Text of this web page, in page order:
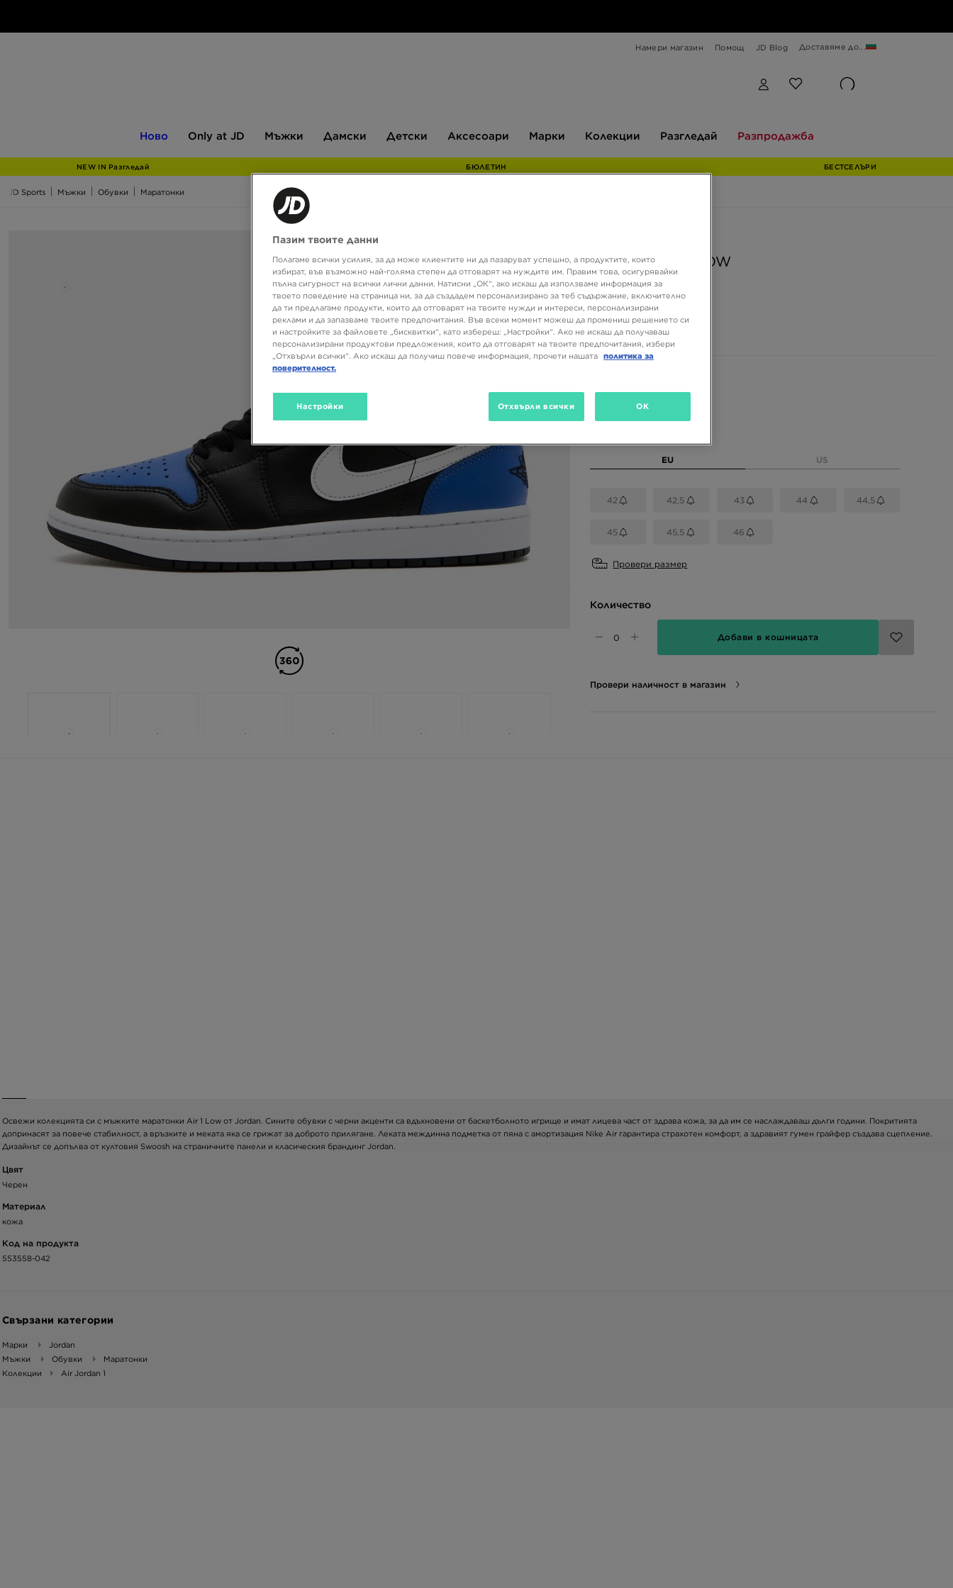
Намери магазин Помощ JD Blog Доставяме до...
Ново
JD
Only at JD Мъжки Дамски Детски Аксесоари Марки Колекции Разгледай Разпродажба
NEW IN Разгледай БЮЛЕТИН БЕСТСЕЛЪРИ
JD Sports Мъжки Обувки Маратонки
AIR JORDAN 1 LOW
66,46 €
129,98 ЛВ.
Черен
EU US
42 42,5 43 44 44,5
45 45,5 46
Провери размер
Количество
Добави в кошницата
Провери наличност в магазин
Освежи колекцията си с мъжките маратонки Air 1 Low от Jordan. Сините обувки с черни акценти са вдъхновени от баскетболното игрище и имат лицева част от здрава кожа, за да им се наслаждаваш дълги години. Покритията
допринасят за повече стабилност, а връзките и меката яка се грижат за доброто прилягане. Леката междинна подметка от пяна с амортизация Nike Air гарантира страхотен комфорт, а здравият гумен грайфер създава сцепление.
Дизайнът се допълва от култовия Swoosh на страничните панели и класическия брандинг Jordan.
Цвят
Черен
Материал
кожа
Код на продукта
553558-042
Свързани категории
Марки
Jordan
Мъжки
Обувки
Маратонки
Колекции
Air Jordan 1
Пазим твоите данни
Полагаме всички усилия, за да може клиентите ни да пазаруват успешно, а продуктите, които
избират, във възможно най-голяма степен да отговарят на нуждите им. Правим това, осигурявайки
пълна сигурност на всички лични данни. Натисни „ОК“, ако искаш да използваме информация за
твоето поведение на страница ни, за да създадем персонализирано за теб съдържание, включително
да ти предлагаме продукти, които да отговарят на твоите нужди и интереси, персонализирани
реклами и да запазваме твоите предпочитания. Във всеки момент можеш да промениш решението си
и настройките за файловете „бисквитки“, като избереш: „Настройки“. Ако не искаш да получаваш
персонализирани продуктови предложения, които да отговарят на твоите предпочитания, избери
„Отхвърли всички“. Ако искаш да получиш повече информация, прочети нашата политика за
поверителност.
Настройки Отхвърли всички OK